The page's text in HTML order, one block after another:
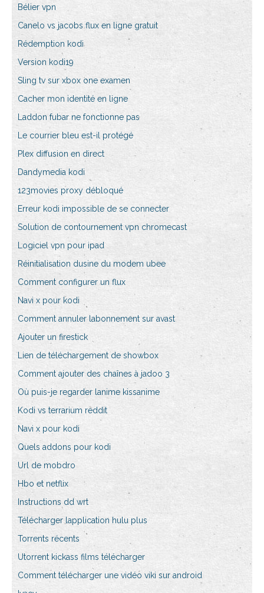
Bélier vpn
Canelo vs jacobs flux en ligne gratuit
Rédemption kodi
Version kodi19
Sling tv sur xbox one examen
Cacher mon identité en ligne
Laddon fubar ne fonctionne pas
Le courrier bleu est-il protégé
Plex diffusion en direct
Dandymedia kodi
123movies proxy débloqué
Erreur kodi impossible de se connecter
Solution de contournement vpn chromecast
Logiciel vpn pour ipad
Réinitialisation dusine du modem ubee
Comment configurer un flux
Navi x pour kodi
Comment annuler labonnement sur avast
Ajouter un firestick
Lien de téléchargement de showbox
Comment ajouter des chaînes à jadoo 3
Où puis-je regarder lanime kissanime
Kodi vs terrarium reddit
Navi x pour kodi
Quels addons pour kodi
Url de mobdro
Hbo et netflix
Instructions dd wrt
Télécharger lapplication hulu plus
Torrents récents
Utorrent kickass films télécharger
Comment télécharger une vidéo viki sur android